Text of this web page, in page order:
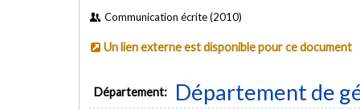
Communication écrite (2010)
Un lien externe est disponible pour ce document
Département: Département de